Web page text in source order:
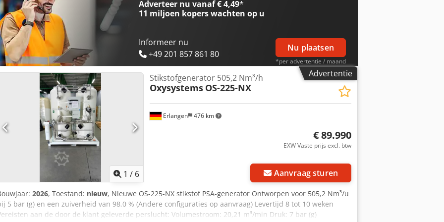
Crsdpfx Aew Dqdbof Def Bezoek ons kantoor in Erlangen. Op ruim 450 vierkante meter
vindt u een groot aantal gebruikte en nieuwe compressoren.
Adverteer nu vanaf € 4,49*
11 miljoen koperswachten op u
Informeer nu
+49 201 857 861 80
Nu plaatsen
*per advertentie / maand
Advertentie
1 / 6
Erlangen 476 km
Stikstofgenerator 505,2 Nm³/h
Oxysystems OS-225-NX
€ 89.990
EXW Vaste prijs excl. btw
Aanvraag sturen
2026, Toestand: nieuw, Nieuwe OS-225-NX stikstof PSA-generator Ontworpen voor 505,2 Nm³/u
5 bar (g) en een zuiverheid van 98,0 % (Andere configuraties op aanvraag) Levertijd 8 tot 10 weken
aan de door de klant geleverde perslucht: Volumestroom: 20,21 m³/min Druk: 7 bar (g)